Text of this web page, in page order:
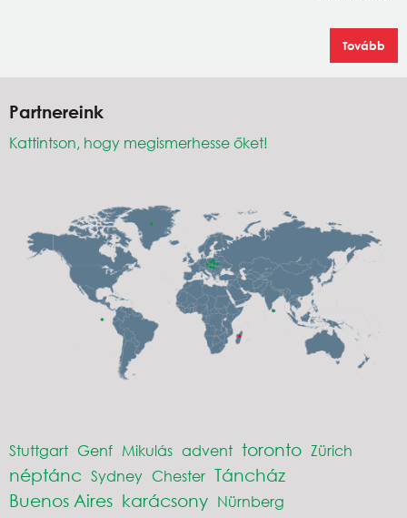
Tovább
Partnereink
Kattintson, hogy megismerhesse őket!
Stuttgart Genf Mikulás advent toronto Zürich
néptánc Sydney Chester Táncház
Buenos Aires karácsony Nürnberg